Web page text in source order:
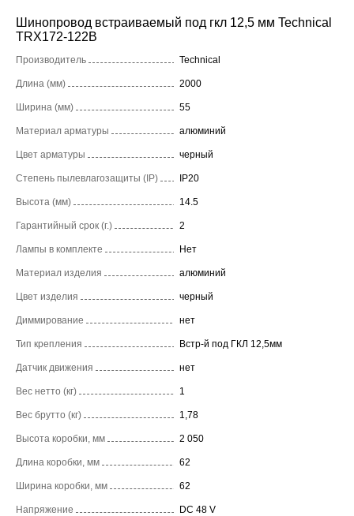
Шинопровод встраиваемый под гкл 12,5 мм Technical
TRX172-122B
Производитель Technical
Длина (мм) 2000
Ширина (мм) 55
Материал арматуры алюминий
Цвет арматуры черный
Степень пылевлагозащиты (IP) IP20
Высота (мм) 14.5
Гарантийный срок (г.) 2
Лампы в комплекте Нет
Материал изделия алюминий
Цвет изделия черный
Диммирование нет
Тип крепления Встр-й под ГКЛ 12,5мм
Датчик движения нет
Вес нетто (кг) 1
Вес брутто (кг) 1,78
Высота коробки, мм 2 050
Длина коробки, мм 62
Ширина коробки, мм 62
Напряжение DC 48 V